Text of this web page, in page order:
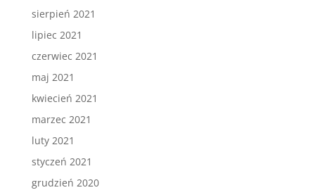
sierpień 2021
lipiec 2021
czerwiec 2021
maj 2021
kwiecień 2021
marzec 2021
luty 2021
styczeń 2021
grudzień 2020